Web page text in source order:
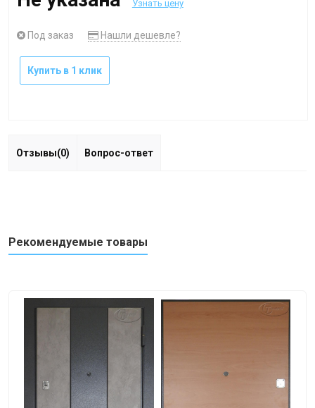
Узнать цену
Под заказ Нашли дешевле?
Купить в 1 клик
Отзывы(0) Вопрос-ответ
Рекомендуемые товары